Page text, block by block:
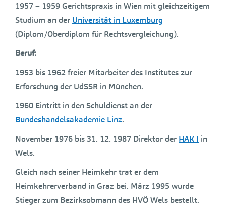
1957 – 1959 Gerichtspraxis in Wien mit gleichzeitigem
Studium an der Universität in Luxemburg
(Diplom/Oberdiplom für Rechtsvergleichung).
Beruf:
1953 bis 1962 freier Mitarbeiter des Institutes zur
Erforschung der UdSSR in München.
1960 Eintritt in den Schuldienst an der
Bundeshandelsakademie Linz.
November 1976 bis 31. 12. 1987 Direktor der HAK I in
Wels.
Gleich nach seiner Heimkehr trat er dem
Heimkehrerverband in Graz bei. März 1995 wurde
Stieger zum Bezirksobmann des HVÖ Wels bestellt.